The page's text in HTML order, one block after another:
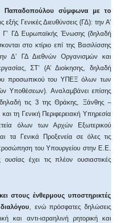
Παπαδοπούλου σύμφωνα με το
εξής Γενικές Διευθύνσεις (ΓΔ): την Α’
Γ’ ΓΔ Ευρωπαϊκής Ένωσης (δηλαδή
στο κτίριο επί της Βασιλίσσης
Δ’ ΓΔ Διεθνών Οργανισμών και
ΣΤ’ (Α’ Διοίκησης, δηλαδή
προσωπικού του ΥΠΕΞ όλων των
Υποθέσεων). Αναλαμβάνει επίσης
(δηλαδή τις 3 της Θράκης, Ξάνθης –
τη Γενική Περιφερειακή Υπηρεσία
όλων των Αρχών Εξωτερικού
τα Γενικά Προξενεία σε όλες τις
του Υπουργείου στην Ε.Ε.
έχει τις πλέον ουσιαστικές
στους ένθερμους υποστηρικτές
, ενώ πρόσφατες δηλώσεις
και αντι-ισραηλινή ρητορική και